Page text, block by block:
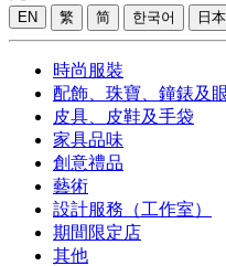
EN 繁 简 한국어 日
時尚服裝
配飾、珠寶、鐘錶及
皮具、皮鞋及手袋
家具品味
創意禮品
藝術
設計服務（工作室）
期間限定店
其他